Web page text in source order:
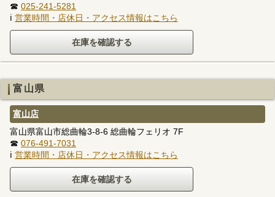
☎ 025-241-5281
ℹ 営業時間・店休日・アクセス情報はこちら
富山県
富山店
富山県富山市総曲輪3-8-6 総曲輪フェリオ 7F
☎ 076-491-7031
ℹ 営業時間・店休日・アクセス情報はこちら